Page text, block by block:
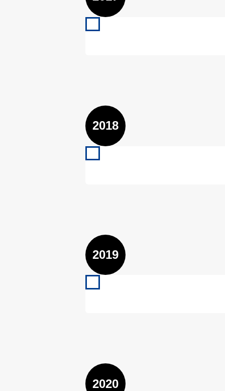
2017
VfL Kirchheim U8 07/2017 –
2018
2018
VfL Kirchheim U9 07/2018 –
2019
2019
VfL Kirchheim U10 07/2019
2020